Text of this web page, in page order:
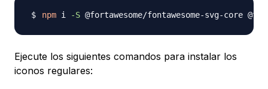
npm i -S
Ejecute los siguientes comandos para instalar los
iconos regulares: